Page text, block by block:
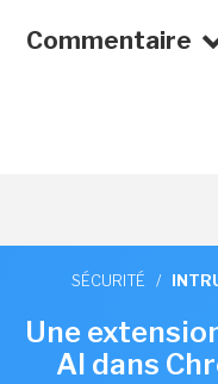
Commentaire
SÉCURITÉ /
Une
AI dans